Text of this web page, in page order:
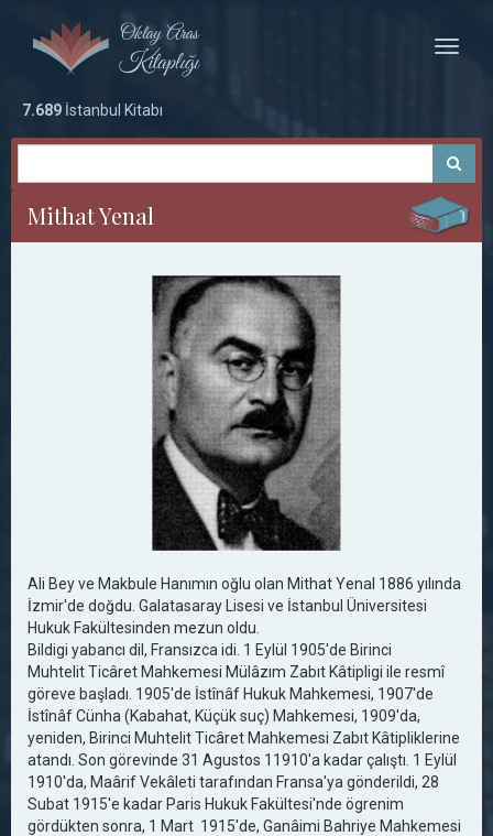
Toggle
7.689 İstanbul Kitabı
Mithat Yenal
Ali Bey ve Makbule Hanımın oğlu olan Mithat Yenal 1886 yılında
İzmir'de doğdu. Galatasaray Lisesi ve İstanbul Üniversitesi
Hukuk Fakültesinden mezun oldu.
Bildigi yabancı dil, Fransızca idi. 1 Eylül 1905'de Birinci
Muhtelit Ticâret Mahkemesi Mülâzım Zabıt Kâtipligi ile resmî
göreve başladı. 1905'de İstînâf Hukuk Mahkemesi, 1907'de
İstînâf Cünha (Kabahat, Küçük suç) Mahkemesi, 1909'da,
yeniden, Birinci Muhtelit Ticâret Mahkemesi Zabıt Kâtipliklerine
atandı. Son görevinde 31 Agustos 11910'a kadar çalıştı. 1 Eylül
1910'da, Maârif Vekâleti tarafından Fransa'ya gönderildi, 28
Subat 1915'e kadar Paris Hukuk Fakültesi'nde ögrenim
gördükten sonra, 1 Mart 1915'de, Ganâimi Bahriye Mahkemesi